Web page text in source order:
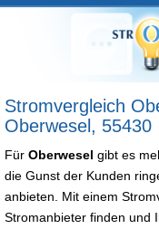
Stromvergleich
Oberwesel, 55430
Für Oberwesel gibt es
die Gunst der Kunden
anbieten. Mit einem
Stromanbieter finden und